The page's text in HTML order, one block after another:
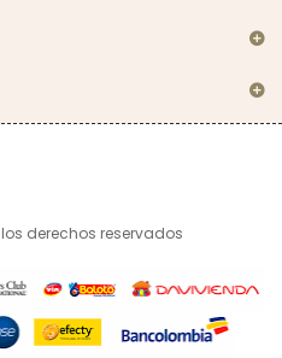
derechos reservados